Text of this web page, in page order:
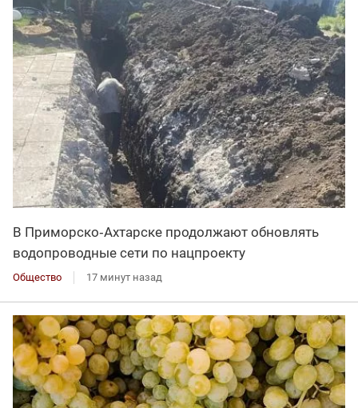
В Приморско‑Ахтарске продолжают обновлять
водопроводные сети по нацпроекту
Общество 17 минут назад